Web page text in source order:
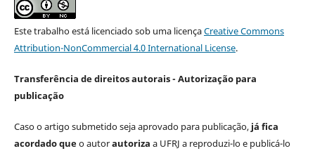
Este trabalho está licenciado sob uma licençaCreative Commons
Attribution-NonCommercial 4.0 International License.
Transferência de direitos autorais - Autorização para
publicação
Caso o artigo submetido seja aprovado para publicação, já fica
acordado queo autorautoriza a UFRJ a reproduzi-lo e publicá-lo